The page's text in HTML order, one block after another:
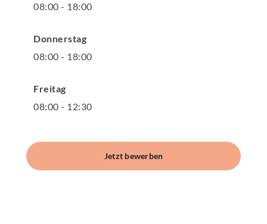
08:00 - 18:00
Donnerstag
08:00 - 18:00
Freitag
08:00 - 12:30
Jetzt bewerben